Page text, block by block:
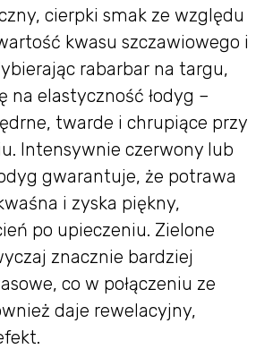
cierpki smak ze względu
kwasu szczawiowego i
rabarbar na targu,
na elastyczność łodyg –
twarde i chrupiące przy
Intensywnie czerwony lub
gwarantuje, że potrawa
i zyska piękny,
po upieczeniu. Zielone
znacznie bardziej
co w połączeniu ze
daje rewelacyjny,